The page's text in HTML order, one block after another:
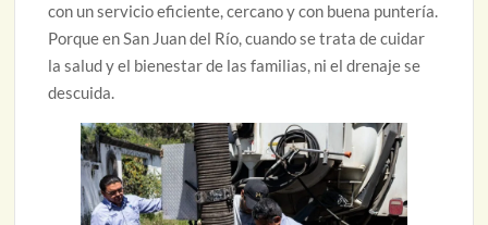
con un servicio eficiente, cercano y con buena puntería.
Porque en San Juan del Río, cuando se trata de cuidar
la salud y el bienestar de las familias, ni el drenaje se
descuida.